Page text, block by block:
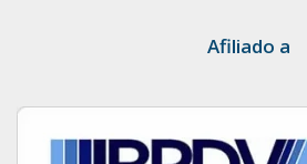
Afiliado a